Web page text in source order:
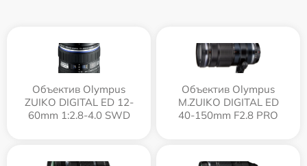
Объектив Olympus
ZUIKO DIGITAL ED 12-
60mm 1:2.8-4.0 SWD
Объектив Olympus
M.ZUIKO DIGITAL ED
40-150mm F2.8 PRO